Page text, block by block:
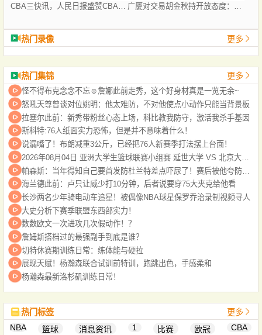
热门录像 更多
热门集锦 更多
怪不得布克念念不忘☺️詹娜此前走秀，这个好身材真是一览无余~
怒吼天尊曾谈对位姚明：他太难防，不对他使点小动作只能当背景板
拉塞尔此前：新秀带粉丝心态上场，科比教我防守，激活我杀手基因
斯科特:76人纸面实力恐怖，但是并不意味着什么！
说漏嘴了！布朗减重3公斤，已经把76人新赛季打法摆上台面！
海兰德此前：卢只让威少打10分钟，后者说要穿75大夹克给他看
长沙两名少年骑电动车追星！被偶像NBA球星保罗乔治录制视频寻人
大史分析下赛季联盟东西部实力！
数数欧文一次进攻几次假动作！？
詹姆斯搭档过的最强副手到底是谁？
切特休赛期训练日常：练体能与硬拉
展现天赋！杨瀚森联合试训前特训，跑跳出色，手感柔和
杨瀚森最新洛杉矶训练日常！
热门标签
更多
NBA
篮球 消息资讯 1 比赛 欧冠
CBA